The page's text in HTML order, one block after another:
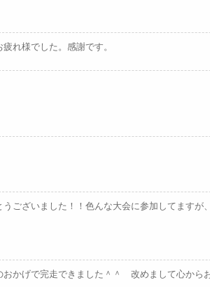
れ様でした。感謝です。
ございました！！色んな大会に参加してますが
かげで完走できました＾＾ 改めまして心から